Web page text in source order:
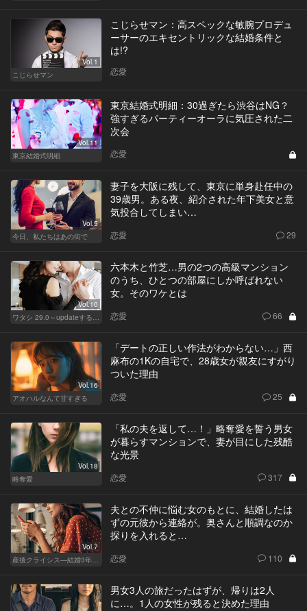
Vol.1
こじらせマン
こじらせマン：高スペックな敏腕プロデュ
ーサーのエキセントリックな結婚条件と
は!?
恋愛
Vol.11
東京結婚式明細
東京結婚式明細：30過ぎたら渋谷はNG？
強すぎるパーティーオーラに気圧された二
次会
恋愛
Vol.5
今日、私たちはあの街で
妻子を大阪に残して、東京に単身赴任中の
39歳男。ある夜、紹介された年下美女と意
気投合してしまい…
恋愛 29
Vol.10
ワタシ 29.0～updateする女～
六本木と竹芝…男の2つの高級マンション
のうち、ひとつの部屋にしか呼ばれない
女。そのワケとは
恋愛 66
Vol.16
アオハルなんて甘すぎる
「デートの正しい作法がわからない…」西
麻布の1Kの自宅で、28歳女が親友にすがり
ついた理由
恋愛 25
Vol.18
略奪愛
「私の夫を返して…！」略奪愛を誓う男女
が暮らすマンションで、妻が目にした残酷
な光景
恋愛 317
Vol.7
産後クライシス—結婚3年目の波乱—
夫との不仲に悩む女のもとに、結婚したは
ずの元彼から連絡が。奥さんと順調なのか
探りを入れると…
恋愛 110
男女3人の旅だったはずが、帰りは2人
に…。1人の女性が残ると決めた理由